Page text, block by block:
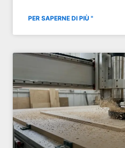
PER SAPERNE DI PIÙ "